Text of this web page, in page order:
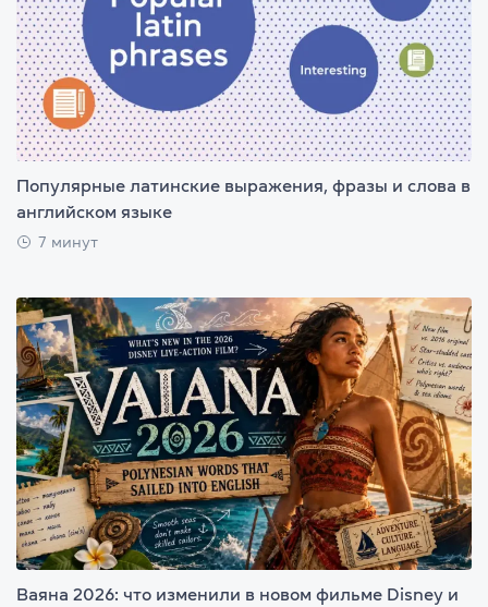
Популярные латинские выражения, фразы и слова в
английском языке
7 минут
Ваяна 2026: что изменили в новом фильме Disney и